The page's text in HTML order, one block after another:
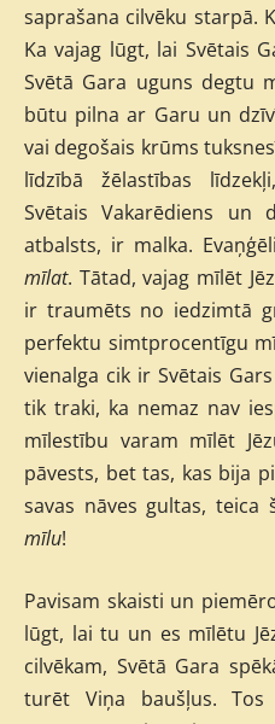
saprašana cilvēku starpā.
Ka vajag lūgt, lai Svētais
Svētā Gara uguns degtu
būtu pilna ar Garu un
vai degošais krūms
līdzībā žēlastības
Svētais Vakarēdiens un
atbalsts, ir malka.
mīlat. Tātad, vajag mīlēt
ir traumēts no iedzimtā
perfektu simtprocentīgu
vienalga cik ir Svētais
tik traki, ka nemaz nav
mīlestību varam mīlēt
pāvests, bet tas, kas bija
savas nāves gultas, teica
mīlu!
Pavisam skaisti un
lūgt, lai tu un es mīlētu
cilvēkam, Svētā Gara
turēt Viņa baušļus.